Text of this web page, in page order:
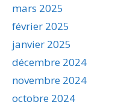
mars 2025
février 2025
janvier 2025
décembre 2024
novembre 2024
octobre 2024